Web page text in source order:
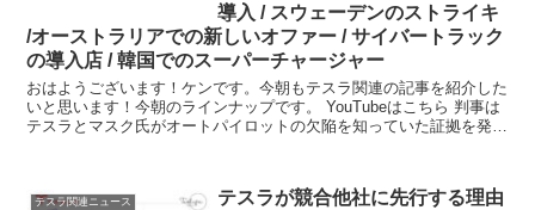
導入 / スウェーデンのストライキ
/オーストラリアでの新しいオファー / サイバートラック
の導入店 / 韓国でのスーパーチャージャー
おはようございます！ケンです。今朝もテスラ関連の記事を紹介した
いと思います！今朝のラインナップです。 YouTubeはこちら 判事は
テスラとマスク氏がオートパイロットの欠陥を知っていた証拠を発見
テスラ関連ニュース
テスラが競合他社に先行する理由